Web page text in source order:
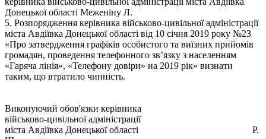
Донецької області Меженіну Л.
5. Розпорядження керівника військово-цивільної адміністрації
міста Авдіївка Донецької області від 10 січня 2019 року №23
«Про затвердження графіків особистого та виїзних прийомів
громадян, проведення телефонного зв’язку з населенням
«Гаряча лінія», «Телефону довіри» на 2019 рік» визнати
таким, що втратило чинність.
Виконуючий обов'язки керівника
військово-цивільної адміністрації
міста Авдіївка Донецької області Р.